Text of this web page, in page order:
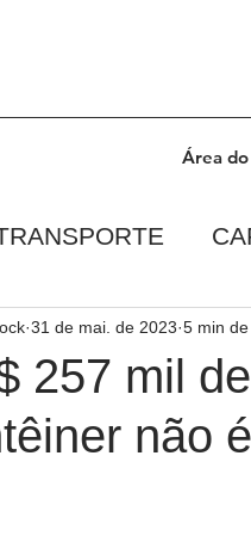
Área
257 mil
não
31 de mai. de 2023 5 min